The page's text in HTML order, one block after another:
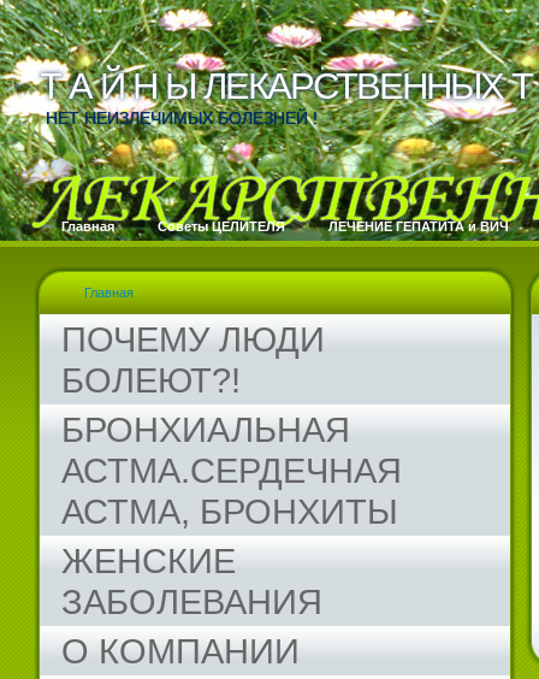
Т А Й Н Ы ЛЕКАРСТВЕННЫХ Т
Т А Й Н Ы ЛЕКАРСТВЕННЫХ Т
НЕТ НЕИЗЛЕЧИМЫХ БОЛЕЗНЕЙ !
Главная Cоветы ЦЕЛИТЕЛЯ ЛЕЧЕНИЕ ГЕПАТИТА и ВИЧ
Главная
ПОЧЕМУ ЛЮДИ
БОЛЕЮТ?!
БРОНХИАЛЬНАЯ
АСТМА.СЕРДЕЧНАЯ
АСТМА, БРОНХИТЫ
ЖЕНСКИЕ
ЗАБОЛЕВАНИЯ
О КОМПАНИИ